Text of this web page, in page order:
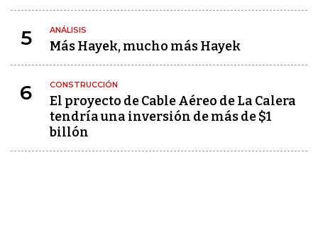
5 ANÁLISIS
Más Hayek, mucho más Hayek
6 CONSTRUCCIÓN
El proyecto de Cable Aéreo de La Calera
tendría una inversión de más de $1
billón